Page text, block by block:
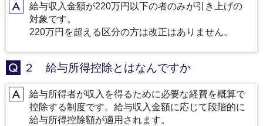
A給与収入金額が220万円以下の者のみが引き上げの
対象です。
220万円を超える区分の方は改正はありません。
Q ２ 給与所得控除とはなんですか
A給与所得者が収入を得るために必要な経費を概算で
控除する制度です。給与収入金額に応じて段階的に
給与所得控除額が適用されます。